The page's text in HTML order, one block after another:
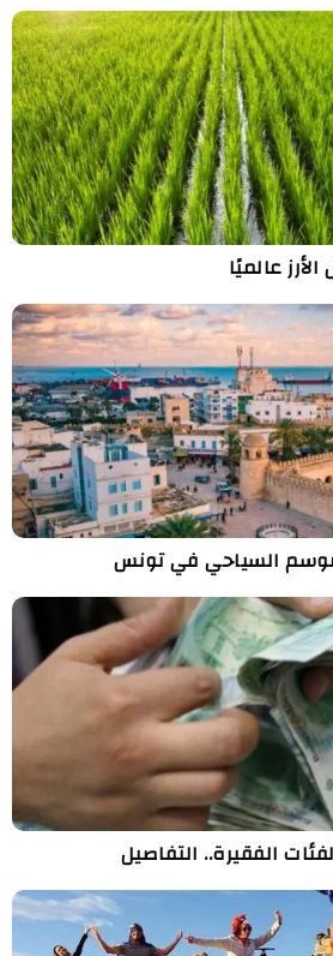
عالميًا
السياحي في تونس
الفقيرة.. التفاصيل